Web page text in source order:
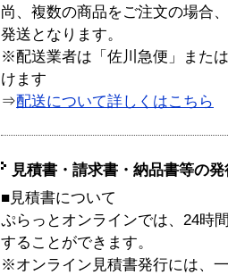
尚、複数の商品をご注文の場合
発送となります。
※配送業者は「佐川急便」また
けます
⇒配送について詳しくはこちら
見積書・請求書・納品書等の
■見積書について
ぷらっとオンラインでは、24時
することができます。
※オンライン見積書発行には、